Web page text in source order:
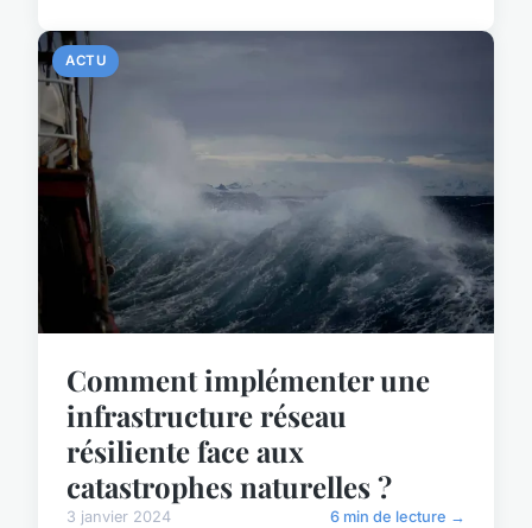
ACTU
Comment implémenter une
infrastructure réseau
résiliente face aux
catastrophes naturelles ?
3 janvier 2024 6 min de lecture →